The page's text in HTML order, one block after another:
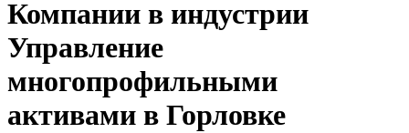
Компании в индустрии
Управление
многопрофильными
активами в Горловке